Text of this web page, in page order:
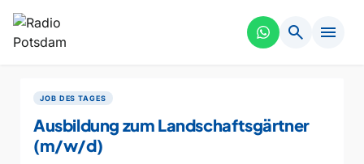
search menu
JOB DES TAGES
Ausbildung zum Landschaftsgärtner
(m/w/d)